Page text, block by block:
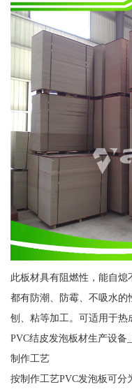
此板材具有阻燃性，能自熄
都有防潮、防霉、不吸水的
刨、粘等加工。可适用于热
PVC结皮发泡板材生产设备
制作工艺
按制作工艺PVC发泡板可分